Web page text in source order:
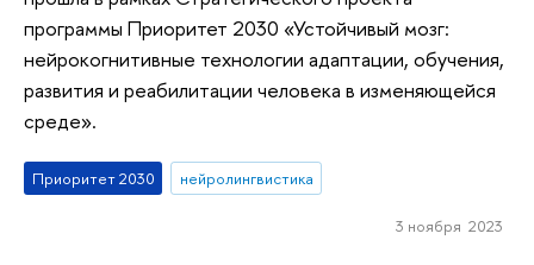
программы Приоритет 2030 «Устойчивый мозг:
нейрокогнитивные технологии адаптации, обучения,
развития и реабилитации человека в изменяющейся
среде».
Приоритет 2030 нейролингвистика
3 ноября 2023